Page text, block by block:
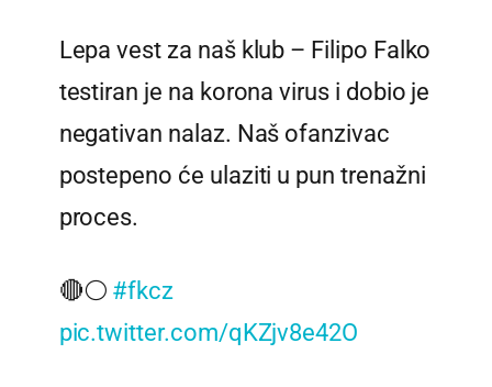
Lepa vest za naš klub – Filipo Falko
testiran je na korona virus i dobio je
negativan nalaz. Naš ofanzivac
postepeno će ulaziti u pun trenažni
proces.
🔴⚪️ #fkcz
pic.twitter.com/qKZjv8e42O